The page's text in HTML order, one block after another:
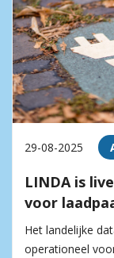
29-08-2025
LINDA is
voor
Het landelijke
operationeel